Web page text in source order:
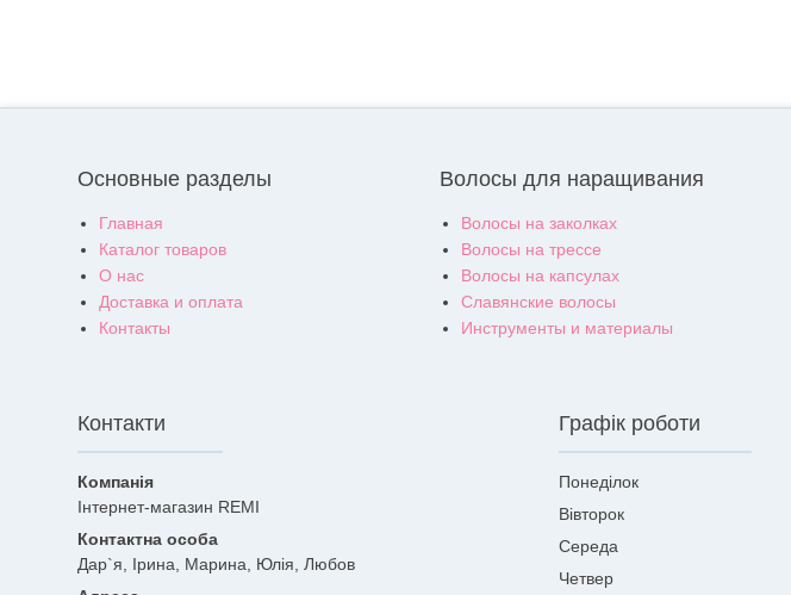
Основные разделы
Главная
Каталог товаров
О нас
Доставка и оплата
Контакты
Волосы для наращивания
Волосы на заколках
Волосы на трессе
Волосы на капсулах
Славянские волосы
Инструменты и материалы
Контакти
Інтернет-магазин REMI
Дар`я, Ірина, Марина, Юлія, Любов
Графік роботи
Понеділок
Вівторок
Середа
Четвер